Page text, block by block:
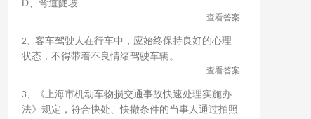
D、弯道陡坡
查看答案
2、 客车驾驶人在行车中，应始终保持良好的心理
状态，不得带着不良情绪驾驶车辆。
查看答案
3、
《上海市机动车物损交通事故快速处理实施办
法》规定，符合快处、快撤条件的当事人通过拍照